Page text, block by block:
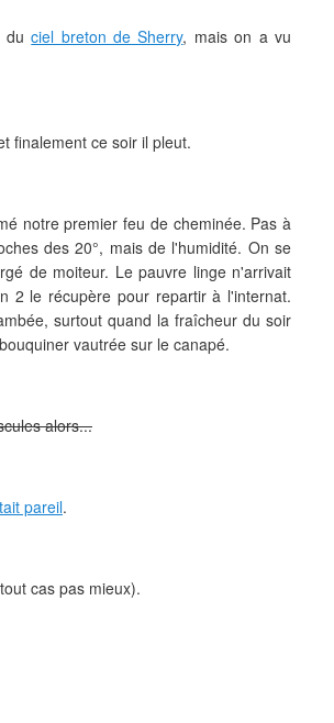
duciel breton de Sherry, mais on a vu
finalement ce soir il pleut.
notre premier feu de cheminée. Pas à
des 20°, mais de l'humidité. On se
de moiteur. Le pauvre linge n'arrivait
2 le récupère pour repartir à l'internat.
surtout quand la fraîcheur du soir
vautrée sur le canapé.
alors...
pareil.
cas pas mieux).